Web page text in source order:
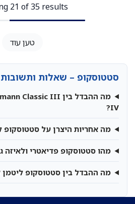
21 of 35 results
טען עוד
סטטוסקופ – שאלות ותשובות
IV?
מה אחריות היצרן על סטטוסקופ
מהו סטטוסקופ פדיאטרי ולאיזה
מה ההבדל בין סטטוסקופ